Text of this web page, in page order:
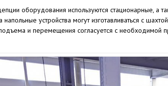
оборудования используются стационарные, а
устройства могут изготавливаться с
и перемещения согласуется с необходимой